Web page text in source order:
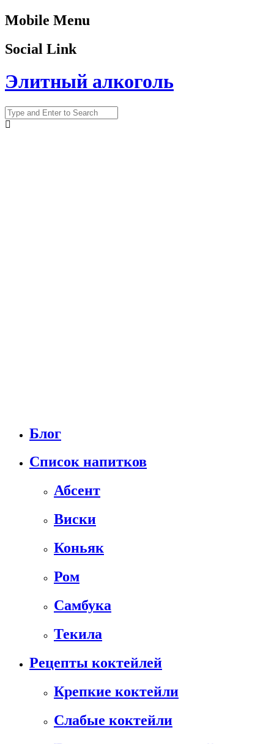
Mobile Menu
Social Link
Элитный алкоголь
Блог
Список напитков
Абсент
Виски
Коньяк
Ром
Самбука
Текила
Рецепты коктейлей
Крепкие коктейли
Слабые коктейли